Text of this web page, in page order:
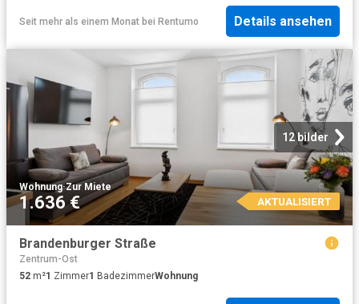
Seit mehr als einem Monat bei Rentumo Details ansehen
12 bilder
Wohnung·Zur Miete
1.636 € AKTUALISIERT
Brandenburger Straße
Zentrum-Ost
52 m²1 Zimmer1 BadezimmerWohnung